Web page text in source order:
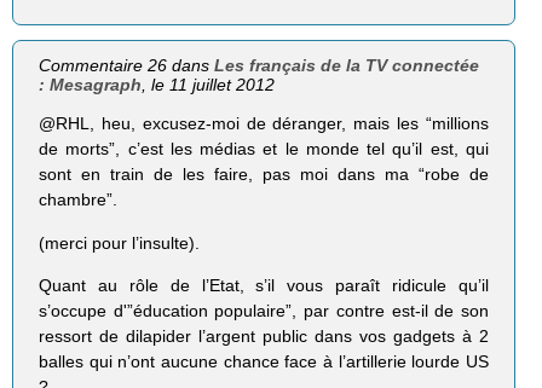
Commentaire 26 dansLes français de la TV connectée
: Mesagraph, le 11 juillet 2012
@RHL, heu, excusez-moi de déranger, mais les “millions
de morts”, c’est les médias et le monde tel qu’il est, qui
sont en train de les faire, pas moi dans ma “robe de
chambre”.
(merci pour l’insulte).
Quant au rôle de l’Etat, s’il vous paraît ridicule qu’il
s’occupe d'”éducation populaire”, par contre est-il de son
ressort de dilapider l’argent public dans vos gadgets à 2
balles qui n’ont aucune chance face à l’artillerie lourde US